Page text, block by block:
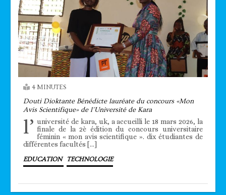
4 MINUTES
Douti Dioktante Bénédicte lauréate du concours «Mon
Avis Scientifique» de l’Université de Kara
l’ université de kara, uk, a accueilli le 18 mars 2026, la
finale de la 2è édition du concours universitaire
féminin « mon avis scientifique ». dix étudiantes de
différentes facultés […]
EDUCATION TECHNOLOGIE